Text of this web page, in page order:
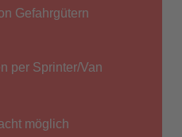
Gefahrgütern
per Sprinter/Van
möglich